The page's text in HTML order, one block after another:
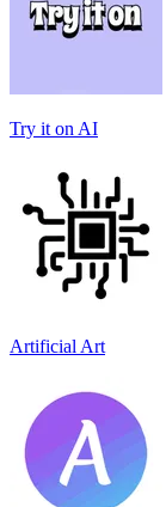
Try it on AI
Artificial Art